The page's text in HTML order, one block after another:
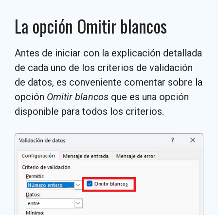
La opción Omitir blancos
Antes de iniciar con la explicación detallada
de cada uno de los criterios de validación
de datos, es conveniente comentar sobre la
opción Omitir blancos que es una opción
disponible para todos los criterios.